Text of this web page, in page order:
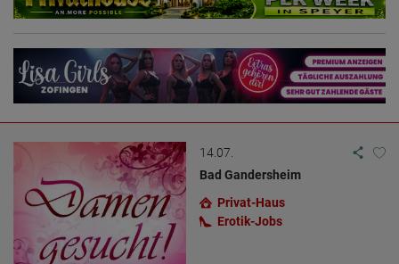
14.07.
Bad Gandersheim
Privat-Haus
Erotik-Jobs